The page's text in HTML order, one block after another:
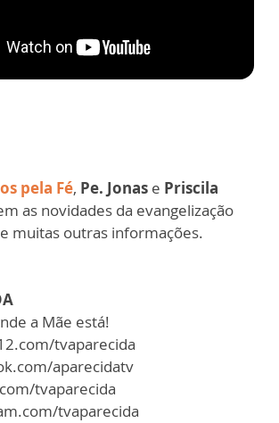
pela Fé, Pe. Jonas e Priscila
as novidades da evangelização
muitas outras informações.
a Mãe está!
tvaparecida
aparecidatv
tvaparecida
tvaparecida